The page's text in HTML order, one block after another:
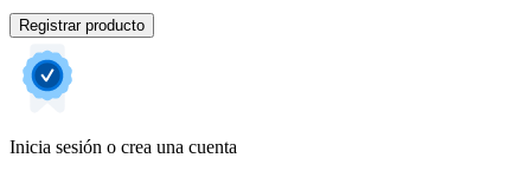
Registrar producto
Inicia sesión o crea una cuenta